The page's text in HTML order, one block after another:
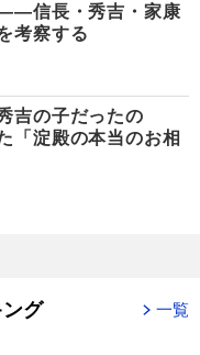
信長・秀吉・家康
考察する
吉の子だったの
「淀殿の本当のお相
グ 一覧